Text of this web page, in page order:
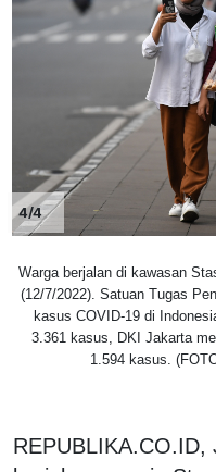
4/4
Warga berjalan di kawasan
(12/7/2022). Satuan Tugas
kasus COVID-19 di
3.361 kasus, DKI Jakarta
1.594 kasus.
REPUBLIKA.CO.ID,